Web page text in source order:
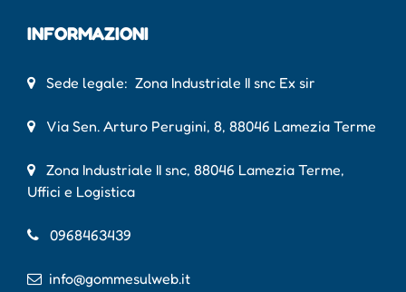
INFORMAZIONI
Sede legale: Zona Industriale II snc Ex sir
Via Sen. Arturo Perugini, 8, 88046 Lamezia Terme
Zona Industriale II snc, 88046 Lamezia Terme,
Uffici e Logistica
0968463439
info@gommesulweb.it